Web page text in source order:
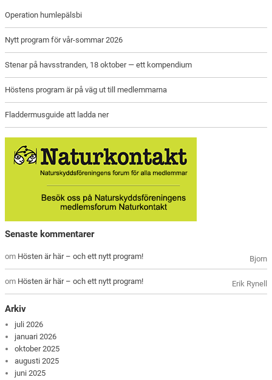
Operation humlepälsbi
Nytt program för vår-sommar 2026
Stenar på havsstranden, 18 oktober — ett kompendium
Höstens program är på väg ut till medlemmarna
Fladdermusguide att ladda ner
Senaste kommentarer
Bjorn
om Hösten är här – och ett nytt program!
Erik Rynell
om Hösten är här – och ett nytt program!
Arkiv
juli 2026
januari 2026
oktober 2025
augusti 2025
juni 2025